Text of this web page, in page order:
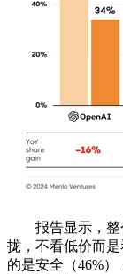
报告显示，整
拢，不看低价而
的是安全（46%）